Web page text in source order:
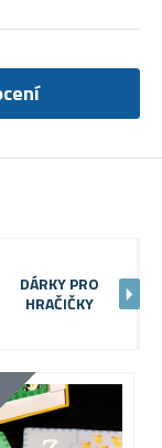
DÁRKY PRO
HRAČIČKY